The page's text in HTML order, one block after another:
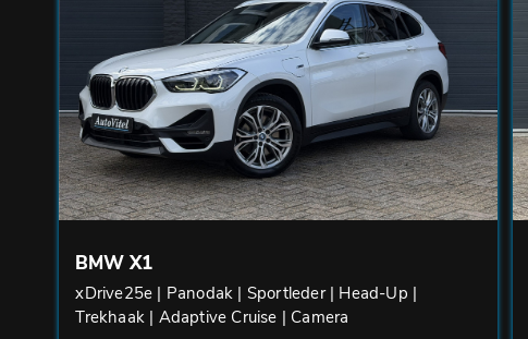
BMW X1
xDrive25e | Panodak | Sportleder | Head-Up |
Trekhaak | Adaptive Cruise | Camera